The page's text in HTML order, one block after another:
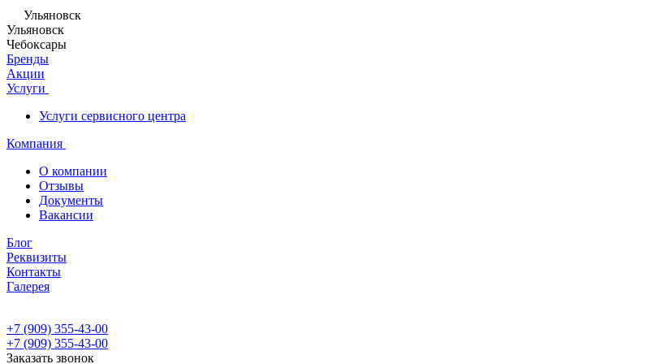
Ульяновск
Ульяновск
Чебоксары
Бренды
Акции
Услуги
Услуги сервисного центра
Компания
О компании
Отзывы
Документы
Вакансии
Блог
Реквизиты
Контакты
Галерея
+7 (909) 355-43-00
+7 (909) 355-43-00
Заказать звонок